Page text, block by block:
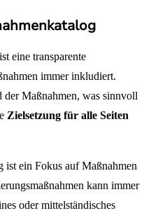
ist eine transparente
immer inkludiert.
Maßnahmen, was sinnvoll
Zielsetzung für alle Seiten
ist ein Fokus auf Maßnahmen
kann immer
oder mittelständisches